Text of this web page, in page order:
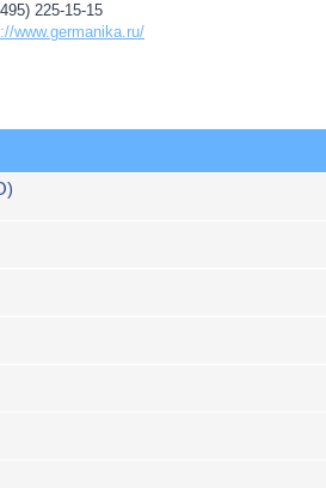
225-15-15
www.germanika.ru/